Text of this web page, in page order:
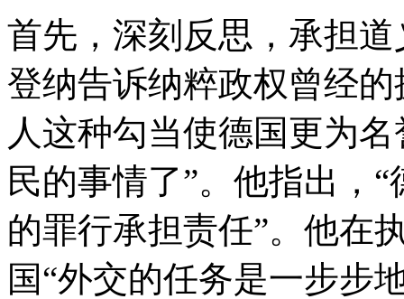
首先，深刻反思，承担
登纳告诉纳粹政权曾经
人这种勾当使德国更为
民的事情了”。他指出，
的罪行承担责任”。他在
国“外交的任务是一步步